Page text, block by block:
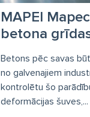
MAPEI
betona
Betons pēc savas
no galvenajiem
kontrolētu šo
deformācijas šuves,...